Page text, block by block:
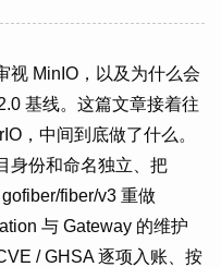
视 MinIO，以及为什么会
基线。这篇文章接着往
，中间到底做了什么。
身份和命名独立、把
fiber/v3 重做
与 Gateway 的维护
/ GHSA 逐项入账、按